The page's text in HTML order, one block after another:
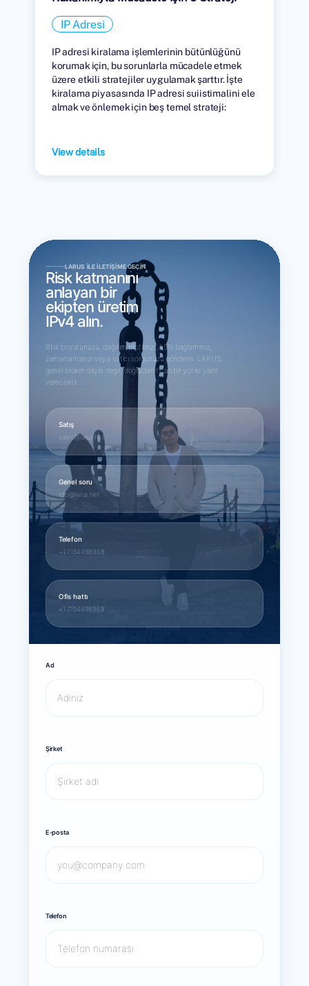
IP Adresi
IP adresi kiralama işlemlerinin bütünlüğünü
korumak için, bu sorunlarla mücadele etmek
üzere etkili stratejiler uygulamak şarttır. İşte
kiralama piyasasında IP adresi suiistimalini ele
almak ve önlemek için beş temel strateji:
View details
LARUS ILE İLETIŞIME GEÇIN
Risk katmanını
anlayan bir
ekipten üretim
IPv4 alın.
Blok boyutunuzu, dağıtım profilinizi, ASN bağlamınızı,
zamanlamanızı veya satıcı sorgunuzu gönderin. LARUS,
genel broker diliyle değil, doğrudan ticari bir yol ile yanıt
verecektir.
Satış
sales@larus.net
Genel soru
info@larus.net
Telefon
+1 7154498968
Ofis hattı
+1 7154498968
Ad
Şirket
E-posta
Telefon